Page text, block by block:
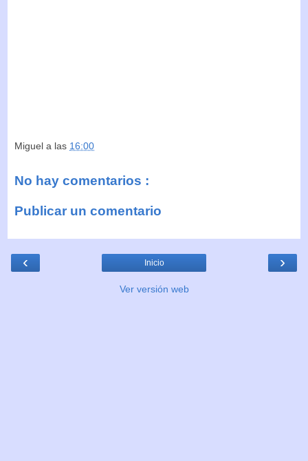
Miguel a las 16:00
No hay comentarios :
Publicar un comentario
‹ ›
Inicio
Ver versión web